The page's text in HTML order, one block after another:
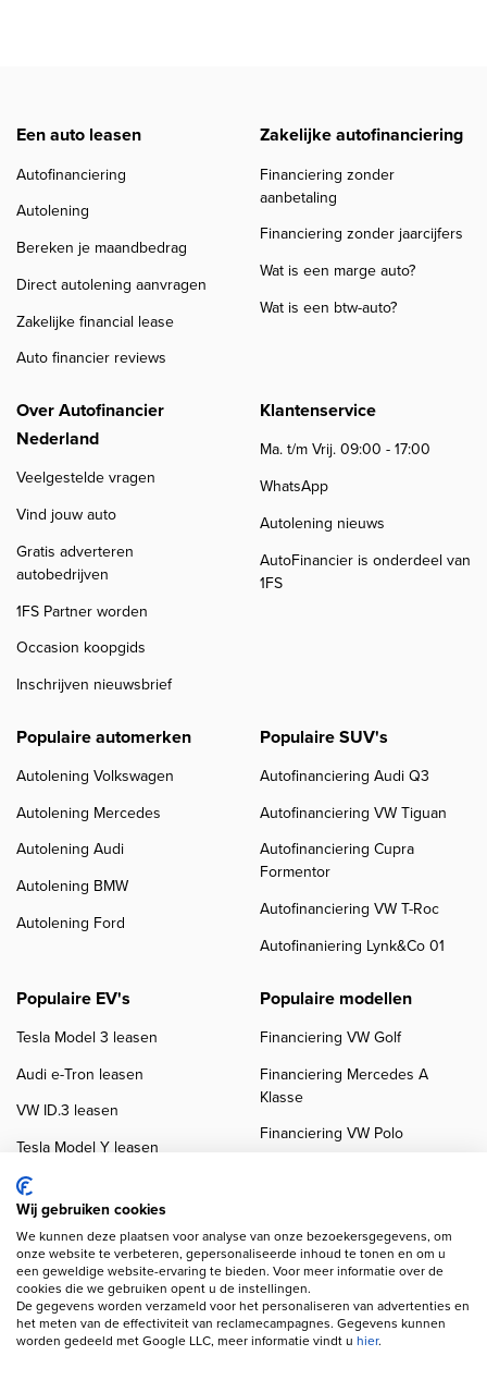
Een auto leasen
Autofinanciering
Autolening
Bereken je maandbedrag
Direct autolening aanvragen
Zakelijke financial lease
Auto financier reviews
Zakelijke autofinanciering
Financiering zonder
aanbetaling
Financiering zonder jaarcijfers
Wat is een marge auto?
Wat is een btw-auto?
Over Autofinancier
Nederland
Veelgestelde vragen
Vind jouw auto
Gratis adverteren
autobedrijven
1FS Partner worden
Occasion koopgids
Inschrijven nieuwsbrief
Klantenservice
Ma. t/m Vrij. 09:00 - 17:00
WhatsApp
Autolening nieuws
AutoFinancier is onderdeel van
1FS
Populaire automerken
Autolening Volkswagen
Autolening Mercedes
Autolening Audi
Autolening BMW
Autolening Ford
Populaire SUV's
Autofinanciering Audi Q3
Autofinanciering VW Tiguan
Autofinanciering Cupra
Formentor
Autofinanciering VW T-Roc
Autofinaniering Lynk&Co 01
Populaire EV's
Tesla Model 3 leasen
Audi e-Tron leasen
VW ID.3 leasen
Tesla Model Y leasen
VW ID.4 leasen
Populaire modellen
Financiering VW Golf
Financiering Mercedes A
Klasse
Financiering VW Polo
Copyright navigation
Wij gebruiken cookies
We kunnen deze plaatsen voor analyse van onze bezoekersgegevens, om
onze website te verbeteren, gepersonaliseerde inhoud te tonen en om u
een geweldige website-ervaring te bieden. Voor meer informatie over de
cookies die we gebruiken opent u de instellingen.
De gegevens worden verzameld voor het personaliseren van advertenties en
het meten van de effectiviteit van reclamecampagnes. Gegevens kunnen
worden gedeeld met Google LLC, meer informatie vindt u hier.